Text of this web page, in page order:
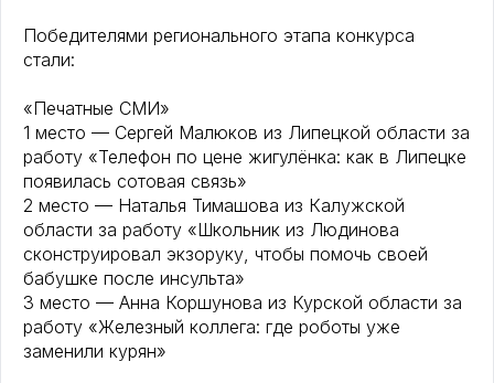
Победителями регионального этапа конкурса
стали:
«Печатные СМИ»
1 место — Сергей Малюков из Липецкой области за
работу «Телефон по цене жигулёнка: как в Липецке
появилась сотовая связь»
2 место — Наталья Тимашова из Калужской
области за работу «Школьник из Людинова
сконструировал экзоруку, чтобы помочь своей
бабушке после инсульта»
3 место — Анна Коршунова из Курской области за
работу «Железный коллега: где роботы уже
заменили курян»